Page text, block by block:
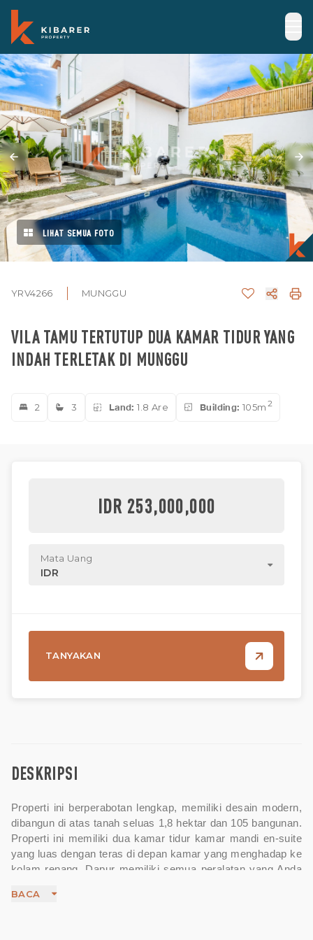
LIHAT SEMUA FOTO
YRV4266 MUNGGU
VILA TAMU TERTUTUP DUA KAMAR TIDUR YANG
INDAH TERLETAK DI MUNGGU
2 3 Land: 1.8 Are Building: 105m 2
DESKRIPSI
Properti ini berperabotan lengkap, memiliki desain modern,
dibangun di atas tanah seluas 1,8 hektar dan 105 bangunan.
Properti ini memiliki dua kamar tidur kamar mandi en-suite
yang luas dengan teras di depan kamar yang menghadap ke
kolam renang. Dapur memiliki semua peralatan yang Anda
kamar tidur, namun tersisa 2 kamar tidur dan salah satunya
BACA
IDR 253,000,000
Mata Uang
IDR
TANYAKAN